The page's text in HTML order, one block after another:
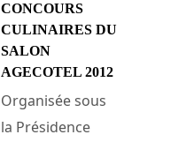
CONCOURS
CULINAIRES DU
SALON
AGECOTEL 2012
Organisée sous
la Présidence